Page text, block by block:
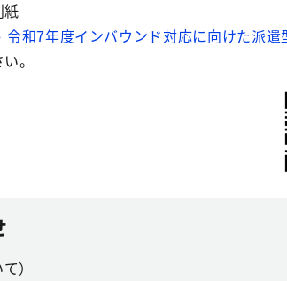
紙
令和7年度インバウンド対応に向けた派
。
）